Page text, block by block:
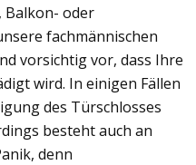
Balkon- oder
fachmännischen
vorsichtig vor, dass Ihre
wird. In einigen Fällen
des Türschlosses
besteht auch an
denn